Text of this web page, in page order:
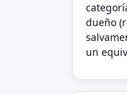
dueño
un